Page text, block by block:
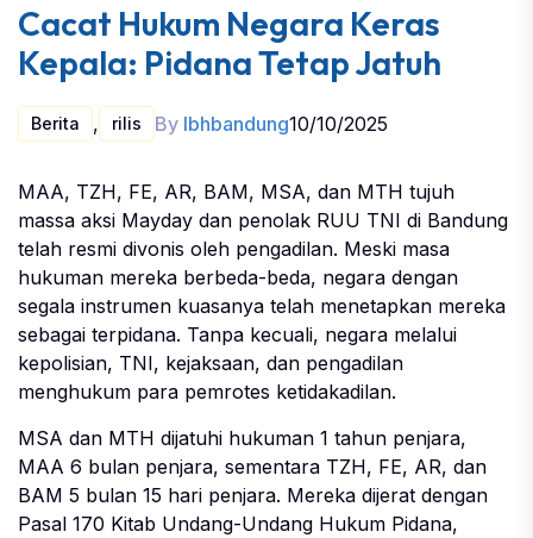
Cacat Hukum Negara Keras
Kepala: Pidana Tetap Jatuh
Berita , rilis By lbhbandung10/10/2025
MAA, TZH, FE, AR, BAM, MSA, dan MTH tujuh
massa aksi Mayday dan penolak RUU TNI di Bandung
telah resmi divonis oleh pengadilan. Meski masa
hukuman mereka berbeda-beda, negara dengan
segala instrumen kuasanya telah menetapkan mereka
sebagai terpidana. Tanpa kecuali, negara melalui
kepolisian, TNI, kejaksaan, dan pengadilan
menghukum para pemrotes ketidakadilan.
MSA dan MTH dijatuhi hukuman 1 tahun penjara,
MAA 6 bulan penjara, sementara TZH, FE, AR, dan
BAM 5 bulan 15 hari penjara. Mereka dijerat dengan
Pasal 170 Kitab Undang-Undang Hukum Pidana,